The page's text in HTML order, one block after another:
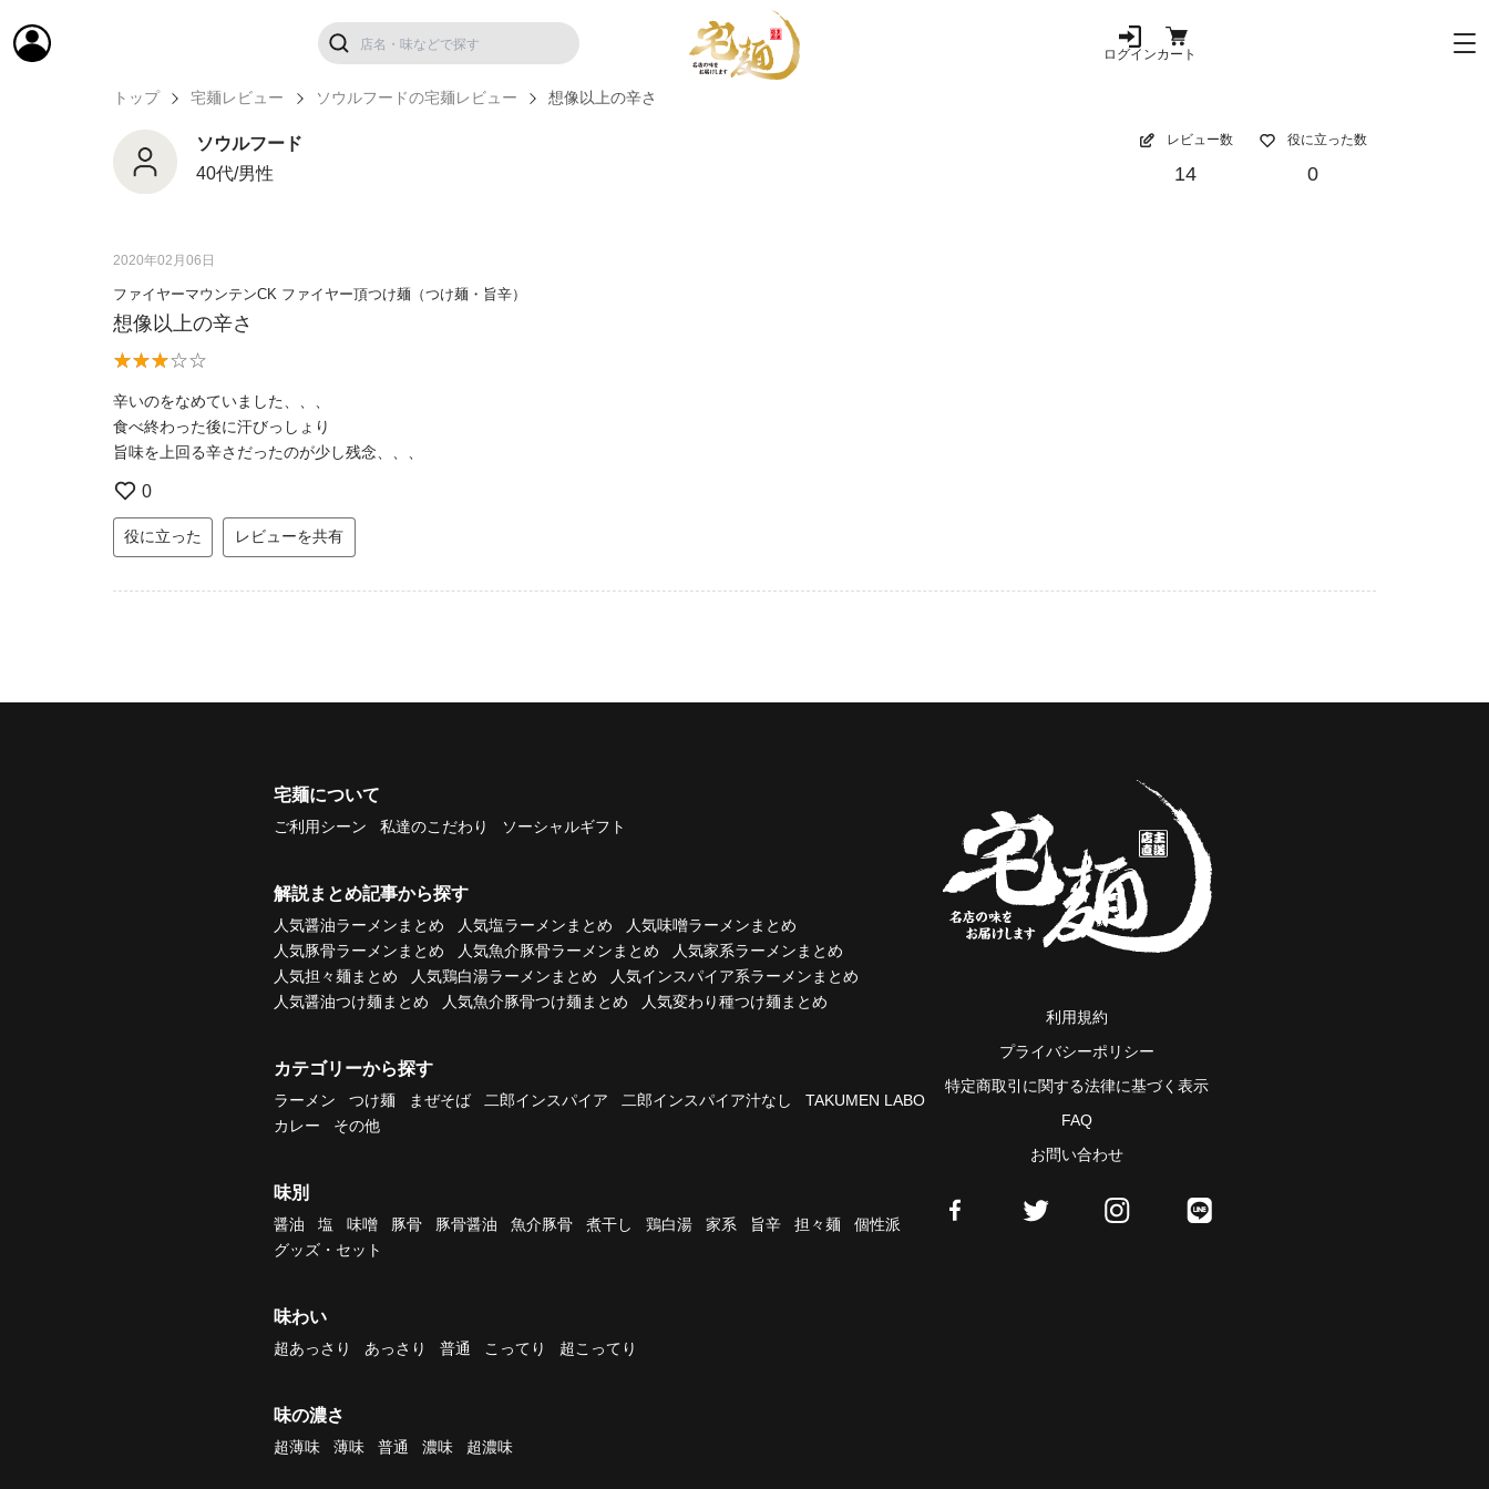
ログインカート
トップ 宅麺レビュー ソウルフードの宅麺レビュー 想像以上の辛さ
ソウルフード
40代/男性
レビュー数
14
役に立った数
0
2020年02月06日
ファイヤーマウンテンCK ファイヤー頂つけ麺（つけ麺・旨辛）
想像以上の辛さ
辛いのをなめていました、、、
食べ終わった後に汗びっしょり
旨味を上回る辛さだったのが少し残念、、、
0
役に立った レビューを共有
宅麺について
ご利用シーン 私達のこだわり ソーシャルギフト
解説まとめ記事から探す
人気醤油ラーメンまとめ 人気塩ラーメンまとめ
人気味噌ラーメンまとめ
人気豚骨ラーメンまとめ
人気魚介豚骨ラーメンまとめ
人気家系ラーメンまとめ
人気担々麺まとめ
人気鶏白湯ラーメンまとめ
人気インスパイア系ラーメンまとめ
人気醤油つけ麺まとめ
人気魚介豚骨つけ麺まとめ 人気変わり種つけ麺まとめ
カテゴリーから探す
ラーメン つけ麺 まぜそば 二郎インスパイア 二郎インスパイア汁なし
TAKUMEN LABO
カレー
その他
味別
醤油 塩 味噌 豚骨 豚骨醤油 魚介豚骨 煮干し 鶏白湯 家系 旨辛 担々麺
個性派
グッズ・セット
味わい
超あっさり あっさり 普通 こってり 超こってり
味の濃さ
超薄味 薄味 普通 濃味 超濃味
利用規約
プライバシーポリシー
特定商取引に関する法律に基づく表示
FAQ
お問い合わせ